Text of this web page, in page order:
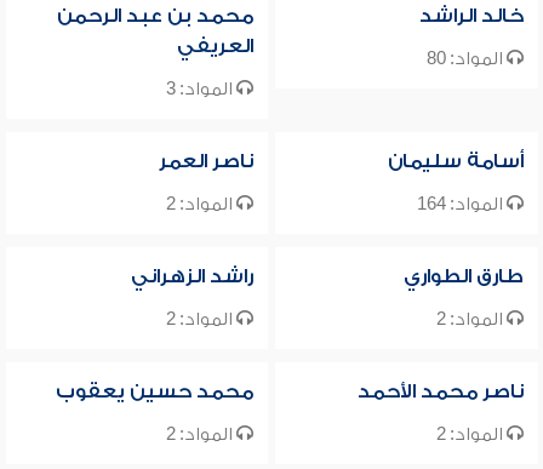
خالد الراشد
المواد: 80
محمد بن عبد الرحمن
العريفي
المواد: 3
أسامة سليمان
المواد: 164
ناصر العمر
المواد: 2
طارق الطواري
المواد: 2
راشد الزهراني
المواد: 2
ناصر محمد الأحمد
المواد: 2
محمد حسين يعقوب
المواد: 2